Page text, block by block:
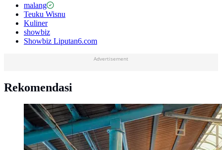
malang
Teuku Wisnu
Kuliner
showbiz
Showbiz Liputan6.com
Advertisement
Rekomendasi